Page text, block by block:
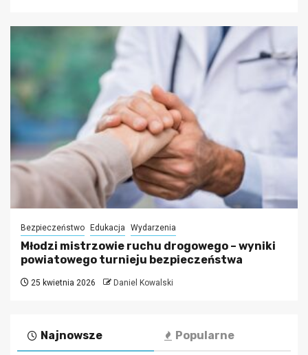
Bezpieczeństwo Edukacja Wydarzenia
Młodzi mistrzowie ruchu drogowego – wyniki
powiatowego turnieju bezpieczeństwa
25 kwietnia 2026 Daniel Kowalski
Najnowsze Popularne